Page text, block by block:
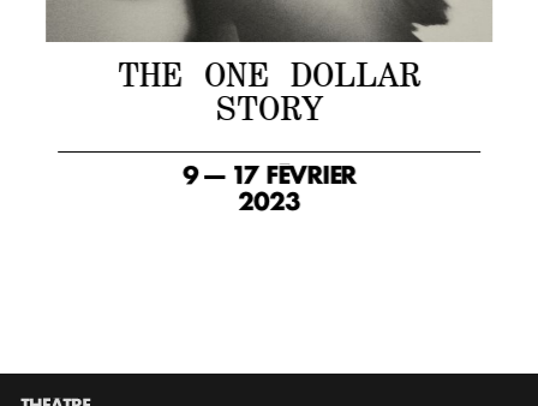
THE ONE DOLLAR
STORY
9 — 17 FÉVRIER
2023